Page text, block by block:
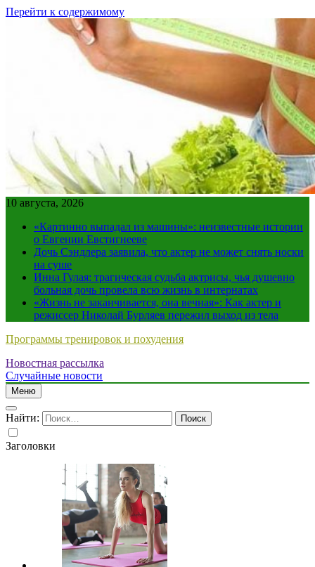
Перейти к содержимому
10 августа, 2026
«Картинно выпадал из машины»: неизвестные истории
о Евгении Евстигнееве
Дочь Сэндлера заявила, что актер не может снять носки
на суше
Инна Гулая: трагическая судьба актрисы, чья душевно
больная дочь провела всю жизнь в интернатах
«Жизнь не заканчивается, она вечная»: Как актер и
режиссер Николай Бурляев пережил выход из тела
Программы тренировок и похудения
Новостная рассылка
Случайные новости
Меню
Найти:
Заголовки